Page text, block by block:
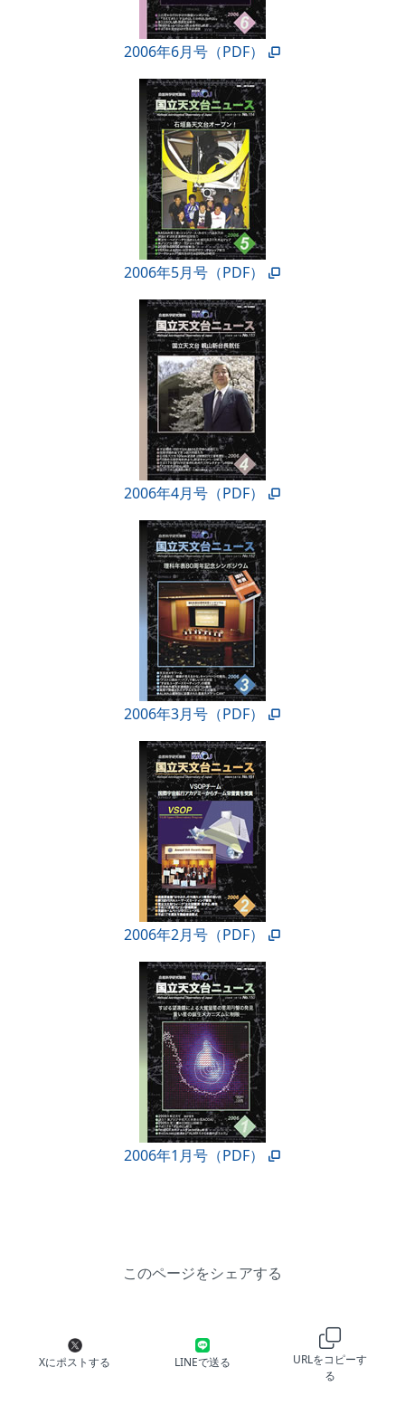
2006年6月号（PDF）
2006年5月号（PDF）
2006年4月号（PDF）
2006年3月号（PDF）
2006年2月号（PDF）
2006年1月号（PDF）
このページをシェアする
Xにポストする LINEで送る
URLをコピーす
る